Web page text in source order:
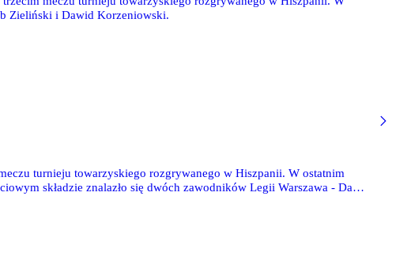
Zieliński i Dawid Korzeniowski.
turnieju towarzyskiego rozgrywanego w Hiszpanii. W ostatnim
składzie znalazło się dwóch zawodników Legii Warszawa - Dawid